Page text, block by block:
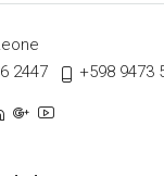
2447
+598 9473